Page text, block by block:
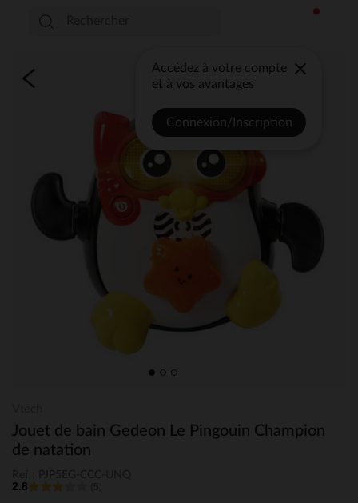
Accédez à votre compte
et à vos avantages
Connexion/Inscription
Jouet de bain Gedeon Le Pingouin Champion
de natation
2.8